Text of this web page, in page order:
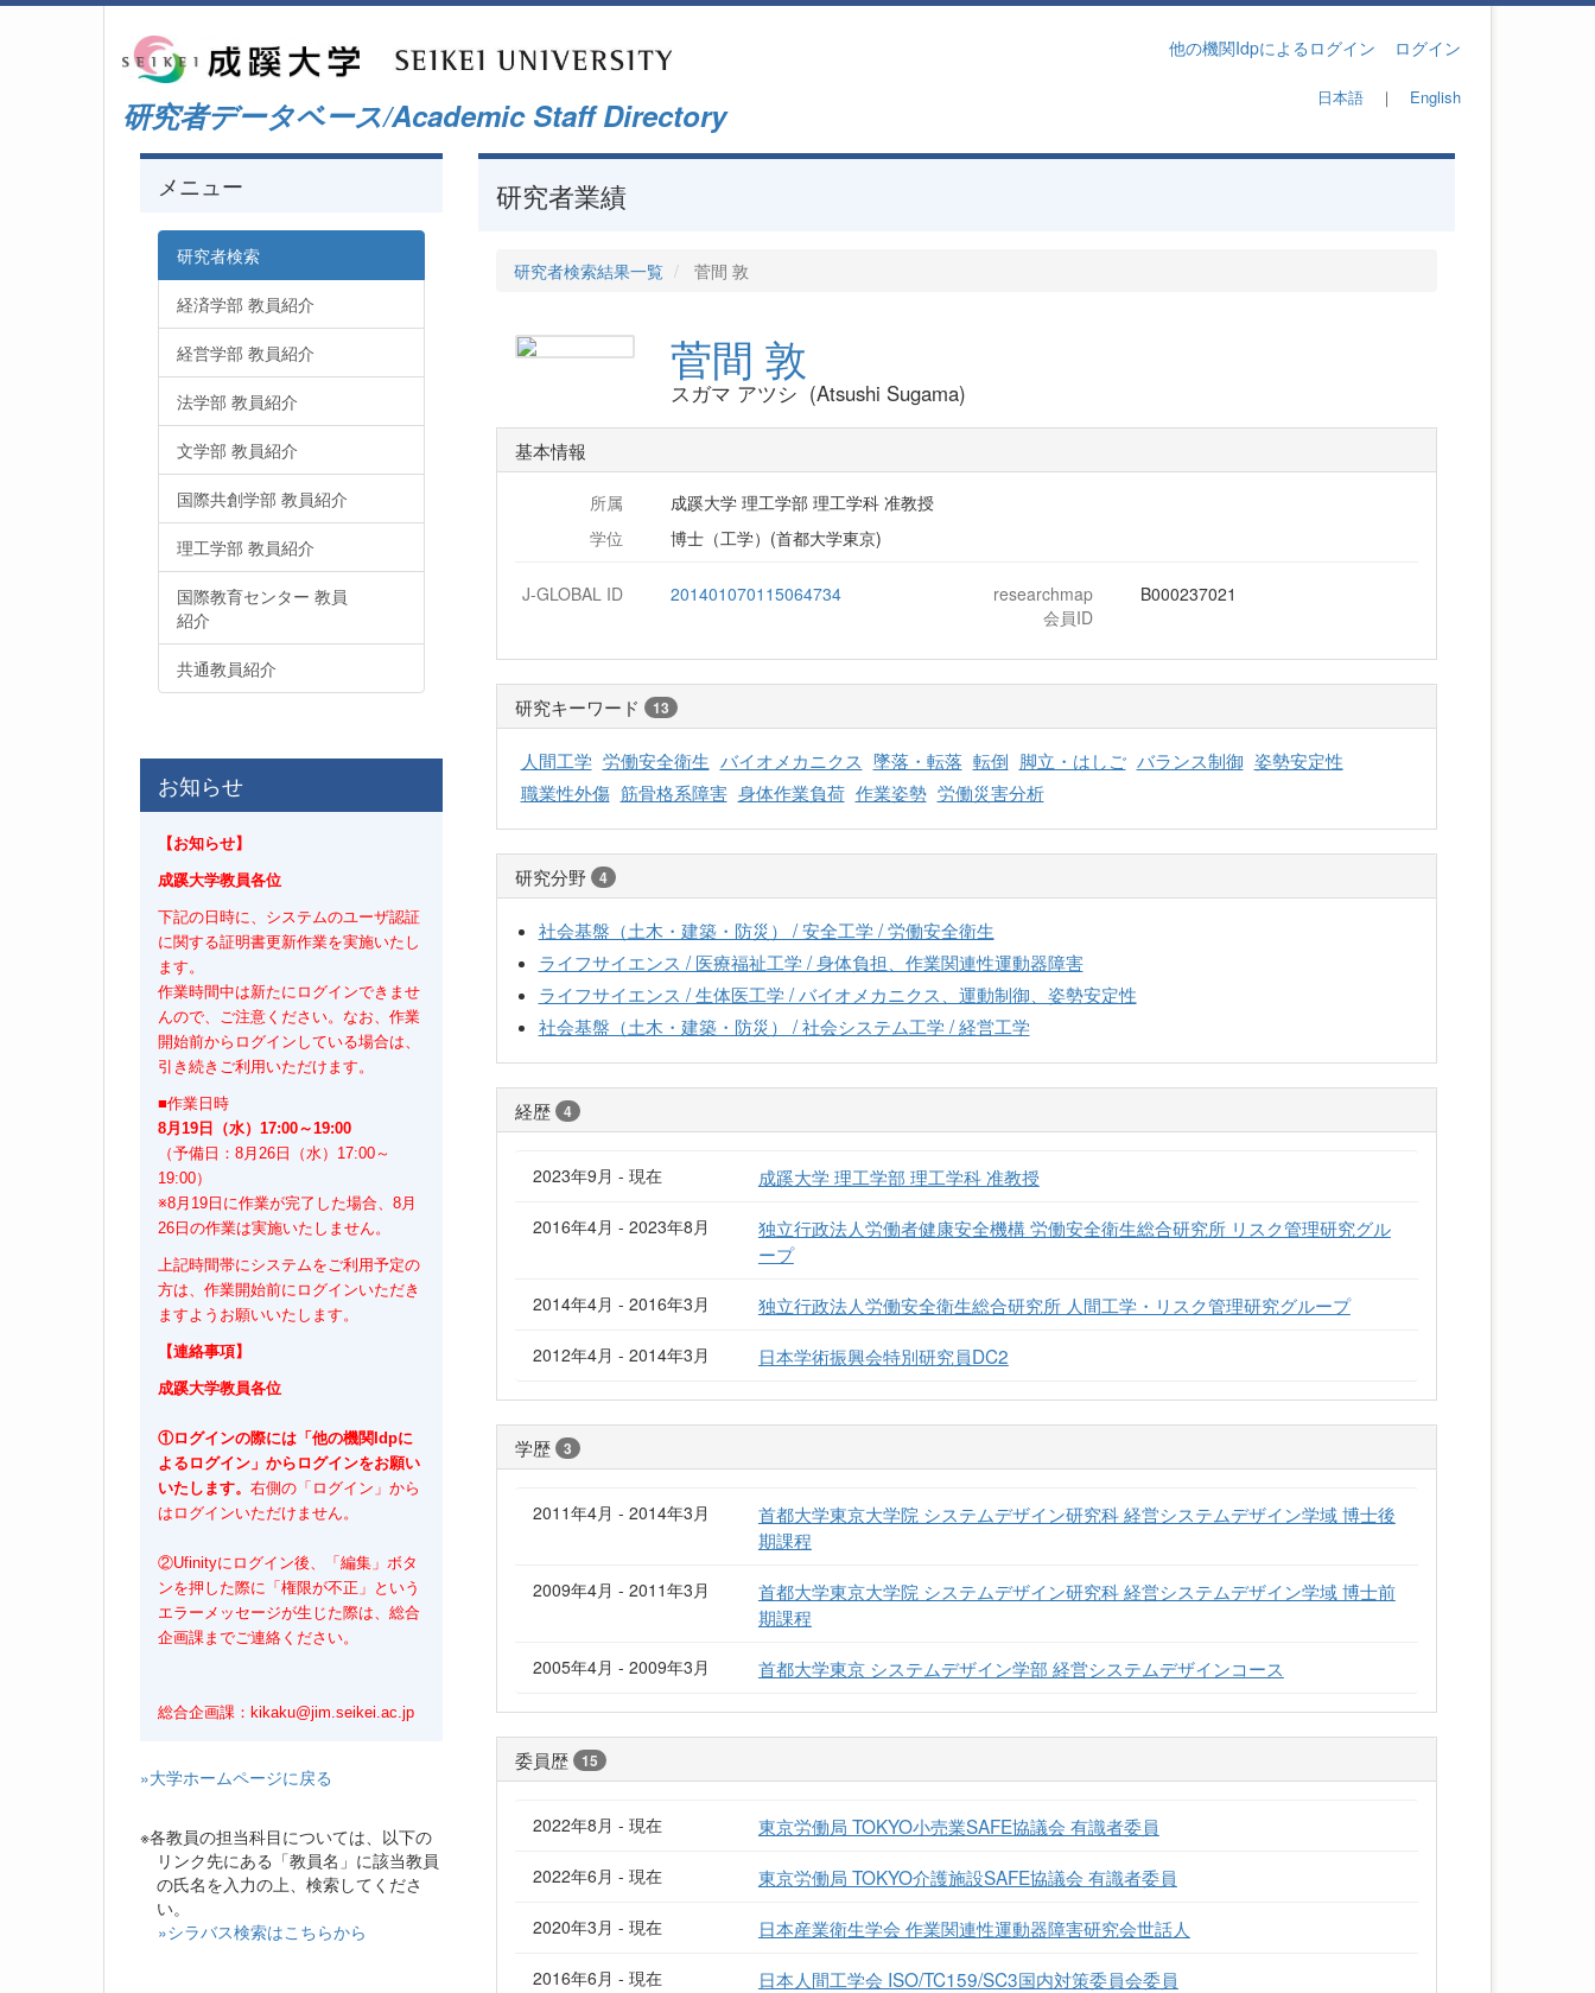
研究者データベース/Academic Staff Directory
他の機関Idpによるログイン ログイン
日本語 ｜ English
研究者業績
研究者検索結果一覧 菅間 敦
菅間 敦
スガマ アツシ (Atsushi Sugama)
基本情報
所属
成蹊大学 理工学部 理工学科 准教授
学位
博士（工学）(首都大学東京)
J-GLOBAL ID 201401070115064734
researchmap
会員ID
B000237021
研究キーワード 13
人間工学 労働安全衛生 バイオメカニクス 墜落・転落 転倒 脚立・はしご バランス制御 姿勢安定性
職業性外傷 筋骨格系障害 身体作業負荷 作業姿勢 労働災害分析
研究分野 4
社会基盤（土木・建築・防災） / 安全工学 / 労働安全衛生
ライフサイエンス / 医療福祉工学 / 身体負担、作業関連性運動器障害
ライフサイエンス / 生体医工学 / バイオメカニクス、運動制御、姿勢安定性
社会基盤（土木・建築・防災） / 社会システム工学 / 経営工学
経歴 4
2023年9月 - 現在 成蹊大学 理工学部 理工学科 准教授
2016年4月 - 2023年8月
独立行政法人労働者健康安全機構 労働安全衛生総合研究所 リスク管理研究グル
ープ
2014年4月 - 2016年3月 独立行政法人労働安全衛生総合研究所 人間工学・リスク管理研究グループ
2012年4月 - 2014年3月 日本学術振興会特別研究員DC2
学歴 3
2011年4月 - 2014年3月
首都大学東京大学院 システムデザイン研究科 経営システムデザイン学域 博士後
期課程
2009年4月 - 2011年3月
首都大学東京大学院 システムデザイン研究科 経営システムデザイン学域 博士前
期課程
2005年4月 - 2009年3月 首都大学東京 システムデザイン学部 経営システムデザインコース
委員歴 15
2022年8月 - 現在 東京労働局 TOKYO小売業SAFE協議会 有識者委員
2022年6月 - 現在 東京労働局 TOKYO介護施設SAFE協議会 有識者委員
2020年3月 - 現在 日本産業衛生学会 作業関連性運動器障害研究会世話人
2016年6月 - 現在 日本人間工学会 ISO/TC159/SC3国内対策委員会委員
メニュー
研究者検索
経済学部 教員紹介
経営学部 教員紹介
法学部 教員紹介
文学部 教員紹介
国際共創学部 教員紹介
理工学部 教員紹介
国際教育センター 教員
紹介
共通教員紹介
お知らせ
【お知らせ】
成蹊大学教員各位
下記の日時に、システムのユーザ認証
に関する証明書更新作業を実施いたし
ます。
作業時間中は新たにログインできませ
んので、ご注意ください。なお、作業
開始前からログインしている場合は、
引き続きご利用いただけます。
■作業日時
8月19日（水）17:00～19:00
（予備日：8月26日（水）17:00～
19:00）
※8月19日に作業が完了した場合、8月
26日の作業は実施いたしません。
上記時間帯にシステムをご利用予定の
方は、作業開始前にログインいただき
ますようお願いいたします。
【連絡事項】
成蹊大学教員各位
①ログインの際には「他の機関Idpに
よるログイン」からログインをお願い
いたします。 右側の「ログイン」から
はログインいただけません。
②Ufinityにログイン後、「編集」ボタ
ンを押した際に「権限が不正」という
エラーメッセージが生じた際は、総合
企画課までご連絡ください。
総合企画課：kikaku@jim.seikei.ac.jp
»大学ホームページに戻る
※各教員の担当科目については、以下の
リンク先にある「教員名」に該当教員
の氏名を入力の上、検索してくださ
い。
»シラバス検索はこちらから